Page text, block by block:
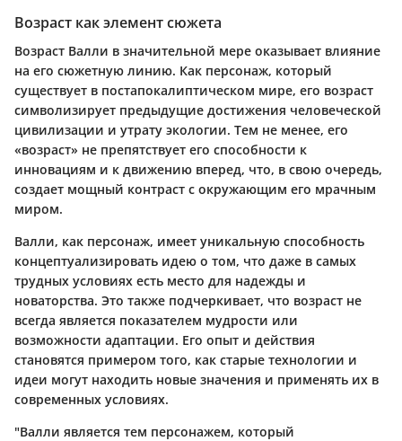
Возраст как элемент сюжета
Возраст Валли в значительной мере оказывает влияние
на его сюжетную линию. Как персонаж, который
существует в постапокалиптическом мире, его возраст
символизирует предыдущие достижения человеческой
цивилизации и утрату экологии. Тем не менее, его
«возраст» не препятствует его способности к
инновациям и к движению вперед, что, в свою очередь,
создает мощный контраст с окружающим его мрачным
миром.
Валли, как персонаж, имеет уникальную способность
концептуализировать идею о том, что даже в самых
трудных условиях есть место для надежды и
новаторства. Это также подчеркивает, что возраст не
всегда является показателем мудрости или
возможности адаптации. Его опыт и действия
становятся примером того, как старые технологии и
идеи могут находить новые значения и применять их в
современных условиях.
"Валли является тем персонажем, который